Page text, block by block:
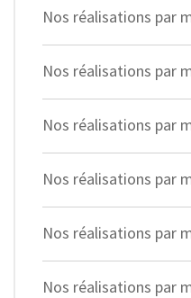
Nos réalisations par
Nos réalisations par
Nos réalisations par
Nos réalisations par
Nos réalisations par
Nos réalisations par